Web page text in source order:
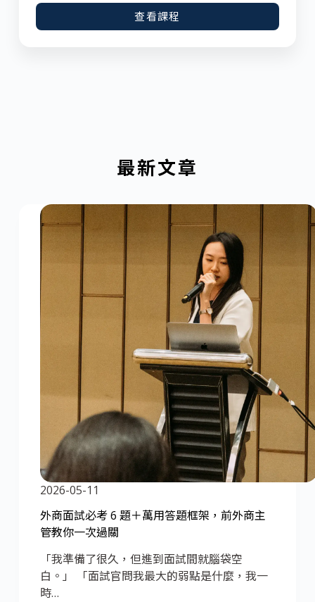
查看課程
最新文章
2026-05-11
外商面試必考 6 題＋萬用答題框架，前外商主
管教你一次過關
「我準備了很久，但進到面試間就腦袋空
白。」 「面試官問我最大的弱點是什麼，我一
時…